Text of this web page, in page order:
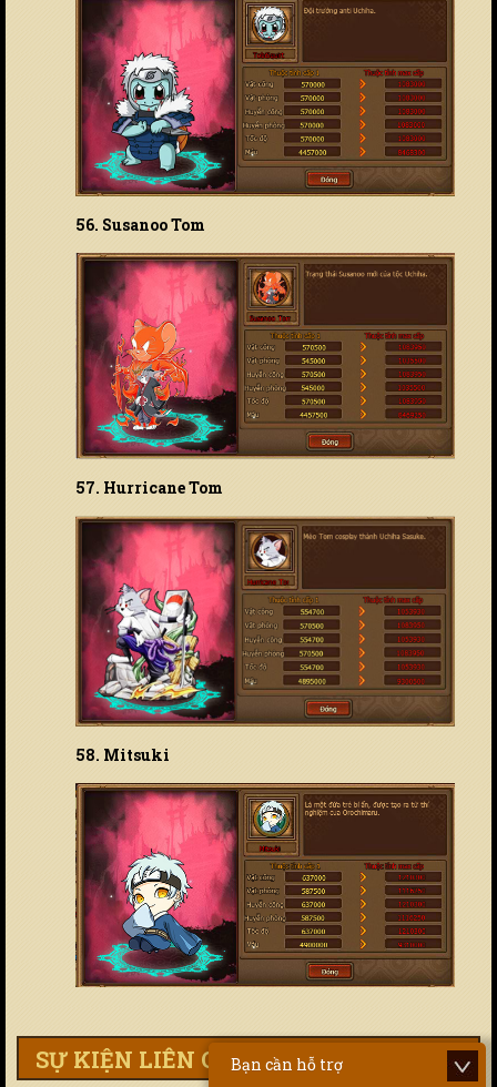
56. Susanoo Tom
57. Hurricane Tom
58. Mitsuki
SỰ KIỆN LIÊN QUANBạn cần hỗ trợ